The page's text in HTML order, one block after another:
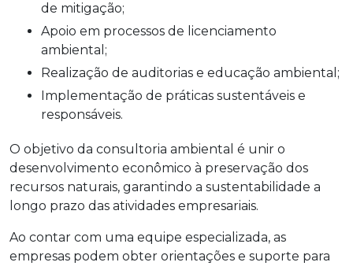
de mitigação;
Apoio em processos de licenciamento
ambiental;
Realização de auditorias e educação ambiental;
responsáveis.
O objetivo da consultoria ambiental é unir o
desenvolvimento econômico à preservação dos
recursos naturais, garantindo a sustentabilidade a
longo prazo das atividades empresariais.
Ao contar com uma equipe especializada, as
empresas podem obter orientações e suporte para